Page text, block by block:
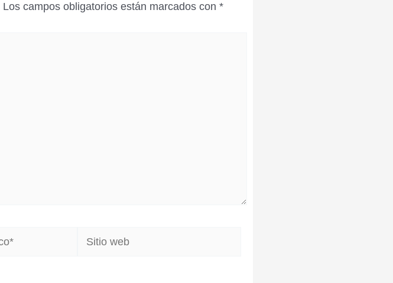
Los campos obligatorios están marcados con *
Sitio